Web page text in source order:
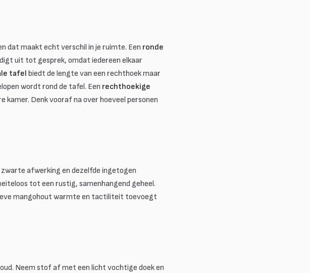
dat maakt echt verschil in je ruimte. Een ronde
uit tot gesprek, omdat iedereen elkaar
tafel biedt de lengte van een rechthoek maar
wordt rond de tafel. Een rechthoekige
Denk vooraf na over hoeveel personen
zwarte afwerking en dezelfde ingetogen
tot een rustig, samenhangend geheel.
mangohout warmte en tactiliteit toevoegt
Neem stof af met een licht vochtige doek en